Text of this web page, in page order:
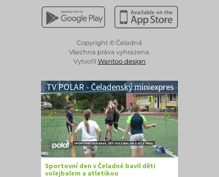
Stáhnout z Google PlayStáhnout z Apple App
Copyright © Čeladná
Všechna práva vyhrazena.
Vytvořil Wantoo design